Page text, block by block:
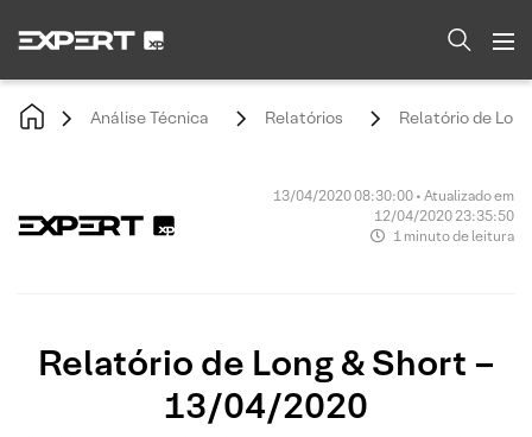
Análise Técnica Relatórios Relatório de
13/04/2020 08:30:00 • Atualizado em
12/04/2020 23:35:50
1 minuto de leitura
Relatório de Long & Short –
13/04/2020